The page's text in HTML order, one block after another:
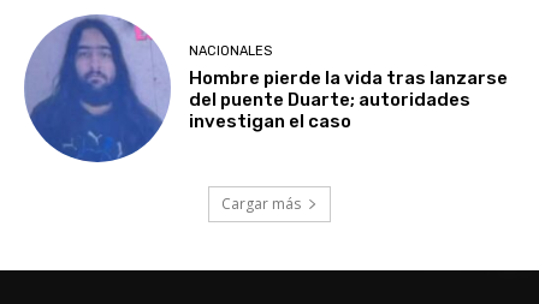
NACIONALES
Hombre pierde la vida tras lanzarse
del puente Duarte; autoridades
investigan el caso
Cargar más